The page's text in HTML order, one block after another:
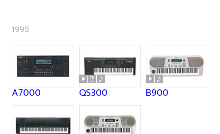
1995
A7000 QS300 B900